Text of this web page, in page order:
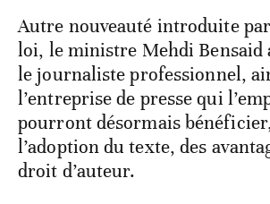
Autre nouveauté introduite
loi, le ministre Mehdi Bensaid
le journaliste professionnel,
l’entreprise de presse qui
pourront désormais
l’adoption du texte, des
droit d’auteur.